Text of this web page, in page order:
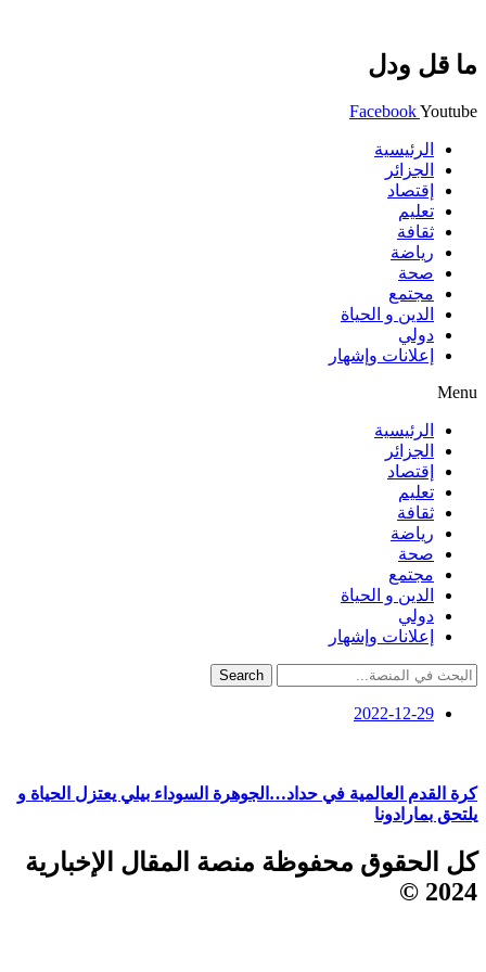
ما قل ودل
FacebookYoutube
الرئيسية
الجزائر
إقتصاد
تعليم
ثقافة
رياضة
صحة
مجتمع
الدين و الحياة
دولي
إعلانات وإشهار
Menu
الرئيسية
الجزائر
إقتصاد
تعليم
ثقافة
رياضة
صحة
مجتمع
الدين و الحياة
دولي
إعلانات وإشهار
Search
2022-12-29
كرة القدم العالمية في حداد…الجوهرة السوداء بيلي يعتزل الحياة و
يلتحق بمارادونا
كل الحقوق محفوظة منصة المقال الإخبارية
2024 ©